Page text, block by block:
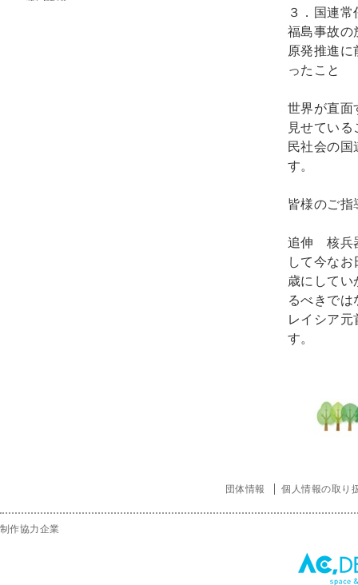
３．国連
福島事故の
原発推進
ったこと
世界が直面
見せてい
民社会の国
す。
皆様のご指
追伸 核兵
して今な
歳にしてい
るべきで
レイシア
す。
団体情報 個人情報の取り
制作協力企業